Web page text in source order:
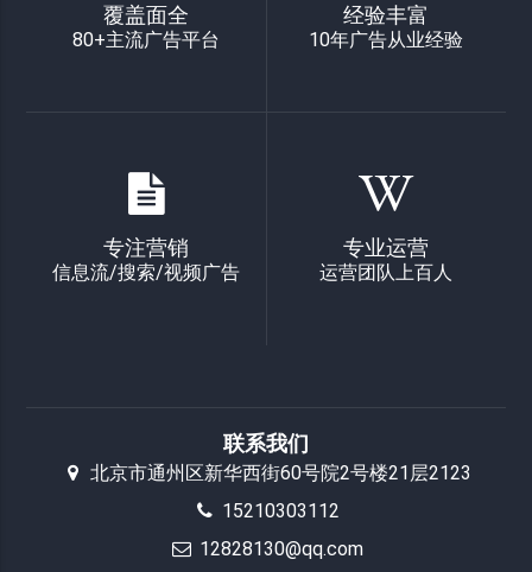
覆盖面全
80+主流广告平台
经验丰富
10年广告从业经验
专注营销
信息流/搜索/视频广告
专业运营
运营团队上百人
联系我们
北京市通州区新华西街60号院2号楼21层2123
15210303112
12828130@qq.com